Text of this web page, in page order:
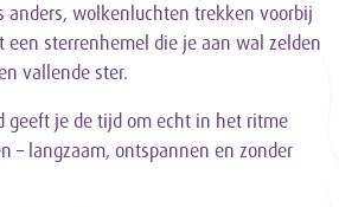
anders, wolkenluchten trekken voorbij
een sterrenhemel die je aan wal zelden
vallende ster.
geeft je de tijd om echt in het ritme
– langzaam, ontspannen en zonder